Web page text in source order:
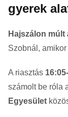
gyerek
Hajszálon múlt
Szobnál,
A riasztás
számolt be róla
Egyesület